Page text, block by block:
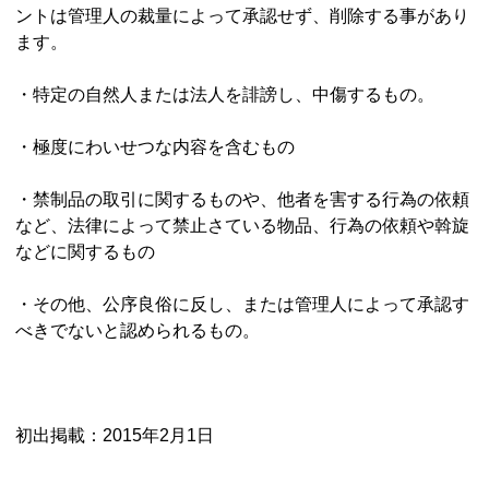
ントは管理人の裁量によって承認せず、削除する事があり
ます。
・特定の自然人または法人を誹謗し、中傷するもの。
・極度にわいせつな内容を含むもの
・禁制品の取引に関するものや、他者を害する行為の依頼
など、法律によって禁止さている物品、行為の依頼や斡旋
などに関するもの
・その他、公序良俗に反し、または管理人によって承認す
べきでないと認められるもの。
初出掲載：2015年2月1日